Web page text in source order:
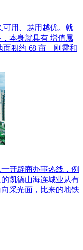
可用、越用越优。就
本身就具有 增值属
积约 68 亩，刚需和
开辟商办事热线，例
凯德山海连城业从有
采光面，比来的地铁